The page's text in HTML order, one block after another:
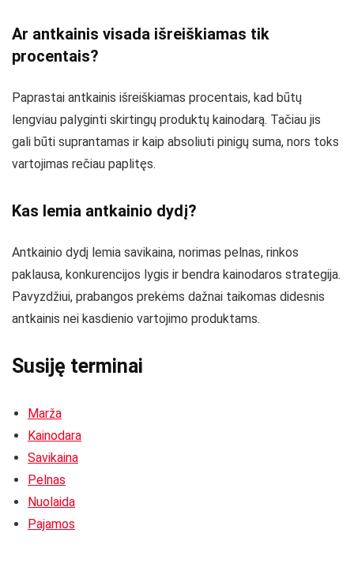
Ar antkainis visada išreiškiamas tik
procentais?
Paprastai antkainis išreiškiamas procentais, kad būtų
lengviau palyginti skirtingų produktų kainodarą. Tačiau jis
gali būti suprantamas ir kaip absoliuti pinigų suma, nors toks
vartojimas rečiau paplitęs.
Kas lemia antkainio dydį?
Antkainio dydį lemia savikaina, norimas pelnas, rinkos
paklausa, konkurencijos lygis ir bendra kainodaros strategija.
Pavyzdžiui, prabangos prekėms dažnai taikomas didesnis
antkainis nei kasdienio vartojimo produktams.
Susiję terminai
Marža
Kainodara
Savikaina
Pelnas
Nuolaida
Pajamos